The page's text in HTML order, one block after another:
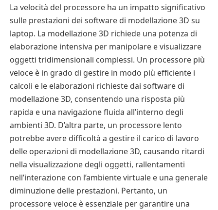
La velocità del processore ha un impatto significativo
sulle prestazioni dei software di modellazione 3D su
laptop. La modellazione 3D richiede una potenza di
elaborazione intensiva per manipolare e visualizzare
oggetti tridimensionali complessi. Un processore più
veloce è in grado di gestire in modo più efficiente i
calcoli e le elaborazioni richieste dai software di
modellazione 3D, consentendo una risposta più
rapida e una navigazione fluida all’interno degli
ambienti 3D. D’altra parte, un processore lento
potrebbe avere difficoltà a gestire il carico di lavoro
delle operazioni di modellazione 3D, causando ritardi
nella visualizzazione degli oggetti, rallentamenti
nell’interazione con l’ambiente virtuale e una generale
diminuzione delle prestazioni. Pertanto, un
processore veloce è essenziale per garantire una